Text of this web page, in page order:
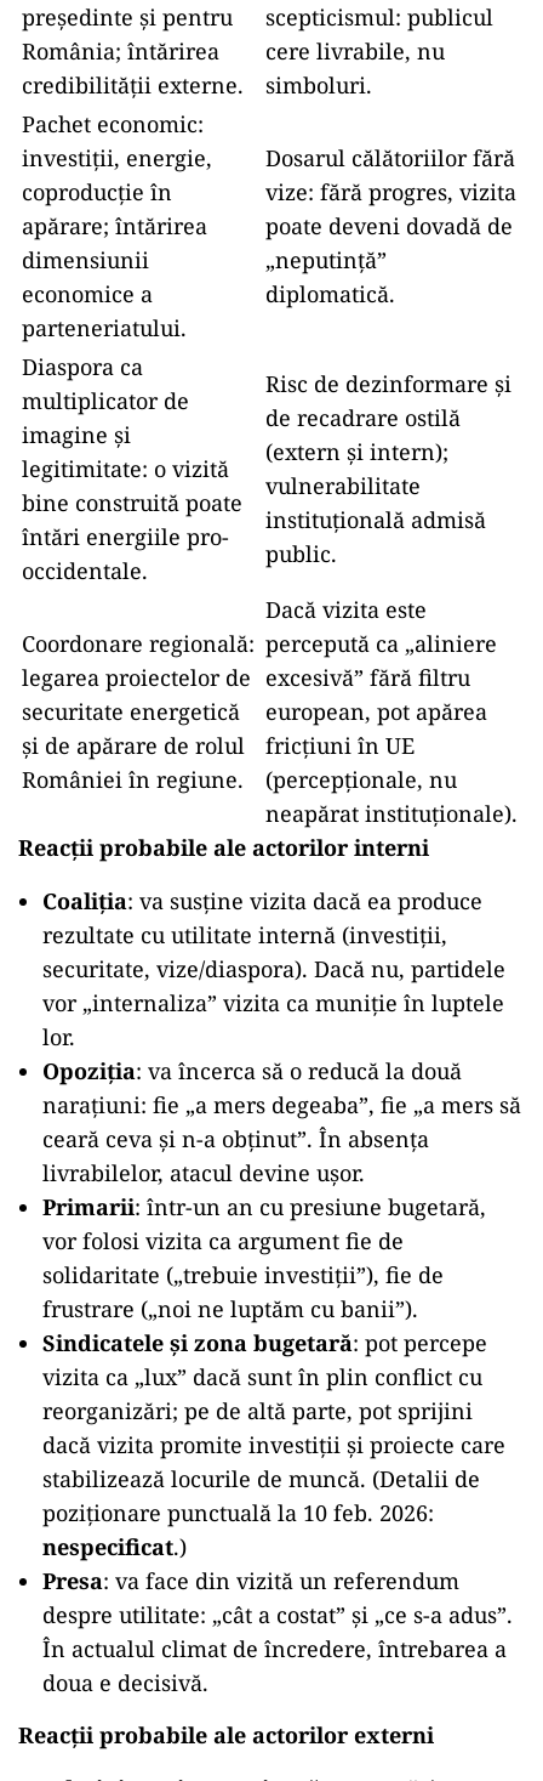
președinte și pentru
România; întărirea
credibilității externe.
scepticismul: publicul
cere livrabile, nu
simboluri.
Pachet economic:
investiții, energie,
coproducție în
apărare; întărirea
dimensiunii
economice a
parteneriatului.
Dosarul călătoriilor fără
vize: fără progres, vizita
poate deveni dovadă de
„neputință”
diplomatică.
Diaspora ca
multiplicator de
imagine și
legitimitate: o vizită
bine construită poate
întări energiile pro-
occidentale.
Risc de dezinformare și
de recadrare ostilă
(extern și intern);
vulnerabilitate
instituțională admisă
public.
Coordonare regională:
legarea proiectelor de
securitate energetică
și de apărare de rolul
României în regiune.
Dacă vizita este
percepută ca „aliniere
excesivă” fără filtru
european, pot apărea
fricțiuni în UE
(percepționale, nu
neapărat instituționale).
Reacții probabile ale actorilor interni
Coaliția: va susține vizita dacă ea produce
rezultate cu utilitate internă (investiții,
securitate, vize/diaspora). Dacă nu, partidele
vor „internaliza” vizita ca muniție în luptele
lor.
Opoziția: va încerca să o reducă la două
narațiuni: fie „a mers degeaba”, fie „a mers să
ceară ceva și n-a obținut”. În absența
livrabilelor, atacul devine ușor.
Primarii: într-un an cu presiune bugetară,
vor folosi vizita ca argument fie de
solidaritate („trebuie investiții”), fie de
frustrare („noi ne luptăm cu banii”).
Sindicatele și zona bugetară: pot percepe
vizita ca „lux” dacă sunt în plin conflict cu
reorganizări; pe de altă parte, pot sprijini
dacă vizita promite investiții și proiecte care
stabilizează locurile de muncă. (Detalii de
poziționare punctuală la 10 feb. 2026:
nespecificat.)
Presa: va face din vizită un referendum
despre utilitate: „cât a costat” și „ce s-a adus”.
În actualul climat de încredere, întrebarea a
doua e decisivă.
Reacții probabile ale actorilor externi